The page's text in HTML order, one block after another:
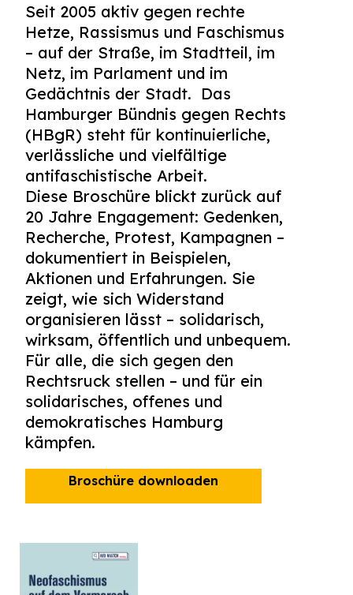
Seit 2005 aktiv gegen rechte
Hetze, Rassismus und Faschismus
– auf der Straße, im Stadtteil, im
Netz, im Parlament und im
Gedächtnis der Stadt. Das
Hamburger Bündnis gegen Rechts
(HBgR) steht für kontinuierliche,
verlässliche und vielfältige
antifaschistische Arbeit.
Diese Broschüre blickt zurück auf
20 Jahre Engagement: Gedenken,
Recherche, Protest, Kampagnen –
dokumentiert in Beispielen,
Aktionen und Erfahrungen. Sie
zeigt, wie sich Widerstand
organisieren lässt – solidarisch,
wirksam, öffentlich und unbequem.
Für alle, die sich gegen den
Rechtsruck stellen – und für ein
solidarisches, offenes und
demokratisches Hamburg
kämpfen.
Broschüre downloaden